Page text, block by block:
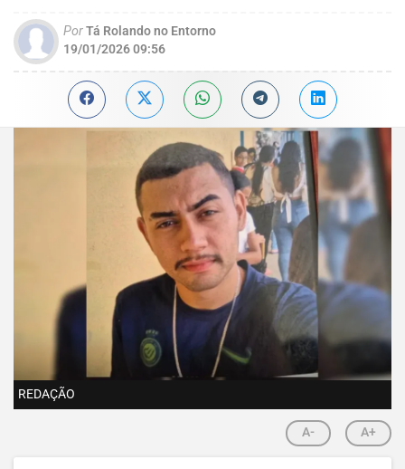
PorTá Rolando no Entorno
19/01/2026 09:56
REDAÇÃO
A- A+